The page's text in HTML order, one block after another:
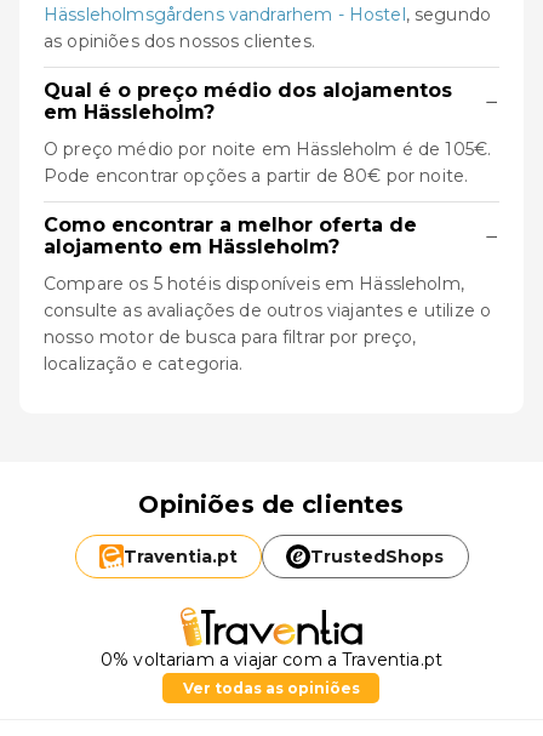
Hässleholmsgårdens vandrarhem - Hostel, segundo
as opiniões dos nossos clientes.
Qual é o preço médio dos alojamentos
em Hässleholm?
−
O preço médio por noite em Hässleholm é de 105€.
Pode encontrar opções a partir de 80€ por noite.
Como encontrar a melhor oferta de
alojamento em Hässleholm?
−
Compare os 5 hotéis disponíveis em Hässleholm,
consulte as avaliações de outros viajantes e utilize o
nosso motor de busca para filtrar por preço,
localização e categoria.
Opiniões de clientes
Traventia.pt TrustedShops
0% voltariam a viajar com a Traventia.pt
Ver todas as opiniões